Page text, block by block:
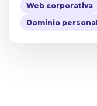
Web corporativa
Dominio